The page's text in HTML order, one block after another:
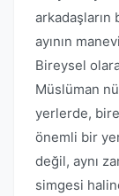
arkadaşların
ayının
Bireysel
Müslüman
yerlerde,
önemli bir
değil, aynı
simgesi